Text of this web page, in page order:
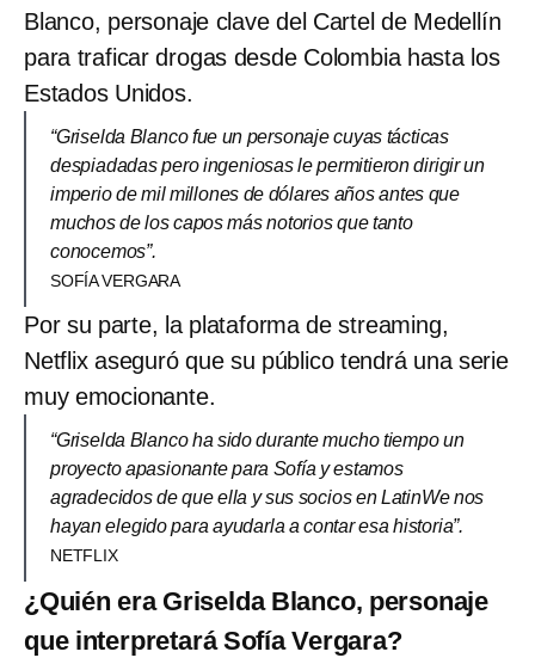
Blanco, personaje clave del Cartel de Medellín
para traficar drogas desde Colombia hasta los
Estados Unidos.
“Griselda Blanco fue un personaje cuyas tácticas
despiadadas pero ingeniosas le permitieron dirigir un
imperio de mil millones de dólares años antes que
muchos de los capos más notorios que tanto
conocemos”.
SOFÍA VERGARA
Por su parte, la plataforma de streaming,
Netflix aseguró que su público tendrá una serie
muy emocionante.
“Griselda Blanco ha sido durante mucho tiempo un
proyecto apasionante para Sofía y estamos
agradecidos de que ella y sus socios en LatinWe nos
hayan elegido para ayudarla a contar esa historia”.
NETFLIX
¿Quién era Griselda Blanco, personaje
que interpretará Sofía Vergara?